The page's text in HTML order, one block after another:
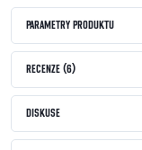
PARAMETRY PRODUKTU
RECENZE (6)
DISKUSE